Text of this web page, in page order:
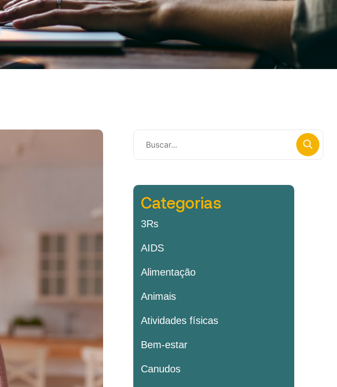
Categorias
3Rs
AIDS
Alimentação
Animais
Atividades físicas
Bem-estar
Canudos